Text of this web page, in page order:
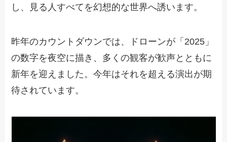
し、見る人すべてを幻想的な世界へ誘います。
昨年のカウントダウンでは、ドローンが「2025」
の数字を夜空に描き、多くの観客が歓声とともに
新年を迎えました。今年はそれを超える演出が期
待されています。